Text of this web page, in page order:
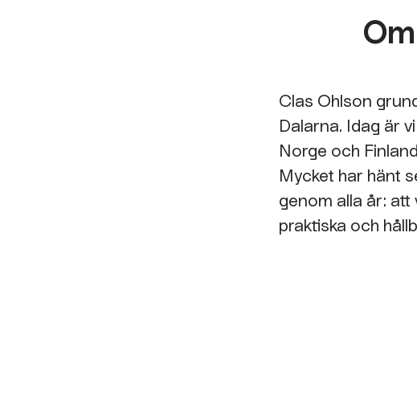
Clas Ohlson
Dalarna. Idag är
Norge och
Mycket har hänt
genom alla år: att
praktiska och